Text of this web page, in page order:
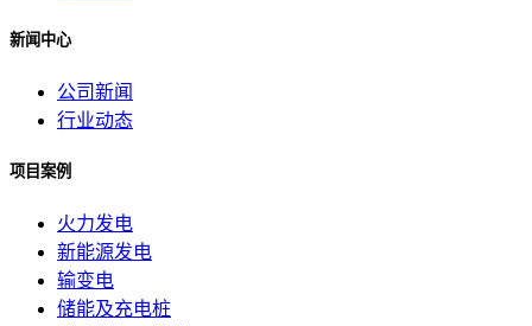
新闻中心
公司新闻
行业动态
项目案例
火力发电
新能源发电
输变电
储能及充电桩